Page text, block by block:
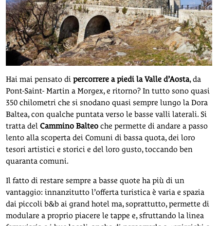
Hai mai pensato di percorrere a piedi la Valle d’Aosta, da
Pont-Saint- Martin a Morgex, e ritorno? In tutto sono quasi
350 chilometri che si snodano quasi sempre lungo la Dora
Baltea, con qualche puntata verso le basse valli laterali. Si
tratta del Cammino Balteo che permette di andare a passo
lento alla scoperta dei Comuni di bassa quota, dei loro
tesori artistici e storici e del loro gusto, toccando ben
quaranta comuni.
Il fatto di restare sempre a basse quote ha più di un
vantaggio: innanzitutto l’offerta turistica è varia e spazia
dai piccoli b&b ai grand hotel ma, soprattutto, permette di
modulare a proprio piacere le tappe e, sfruttando la linea